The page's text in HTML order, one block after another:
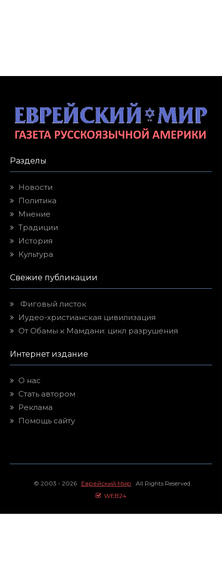
Разделы
Новости
Политика
Мнение
Традиции
История
Культура
Свежие публикации
Фиговый листок
Иудео-христианская цивилизация
От Обамы к Мамдани: цикл разрушения
Интернет издание
О нас
Стать автором
Реклама
Помощь сайту
© 2003 - 2026 Еврейский Мир All Rights Reserved.
WEB24